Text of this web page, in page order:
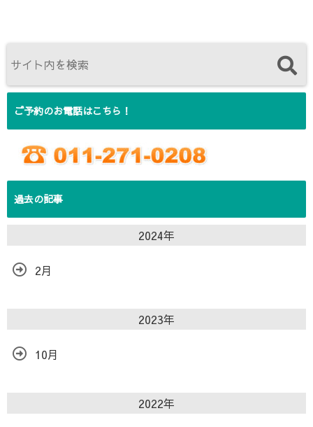
ご予約のお電話はこちら！
過去の記事
2024年
2月
2023年
10月
2022年